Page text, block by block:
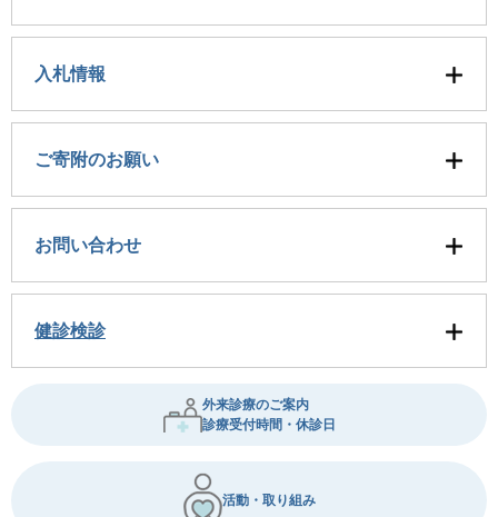
入札情報
ご寄附のお願い
お問い合わせ
健診検診
外来診療のご案内
診療受付時間・休診日
活動・取り組み